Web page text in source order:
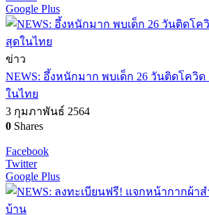
Google Plus
ข่าว
NEWS: อึ้งหนักมาก พบเด็ก 26 วันติดโควิ
ในไทย
3 กุมภาพันธ์ 2564
0 Shares
Facebook
Twitter
Google Plus